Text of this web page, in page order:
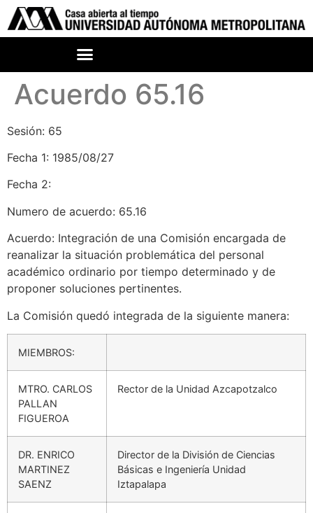
Acuerdo 65.16
Sesión: 65
Fecha 1: 1985/08/27
Fecha 2:
Numero de acuerdo: 65.16
Acuerdo: Integración de una Comisión encargada de
reanalizar la situación problemática del personal
académico ordinario por tiempo determinado y de
proponer soluciones pertinentes.
La Comisión quedó integrada de la siguiente manera:
MIEMBROS:
MTRO. CARLOS
PALLAN
FIGUEROA
Rector de la Unidad Azcapotzalco
DR. ENRICO
MARTINEZ
SAENZ
Director de la División de Ciencias
Básicas e Ingeniería Unidad
Iztapalapa